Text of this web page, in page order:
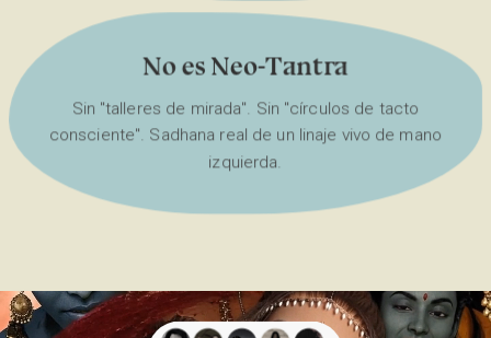
No es Neo-Tantra
Sin "talleres de mirada". Sin "círculos de tacto
consciente". Sadhana real de un linaje vivo de mano
izquierda.